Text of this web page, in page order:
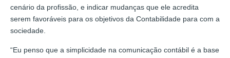
cenário da profissão, e indicar mudanças que ele acredita
serem favoráveis para os objetivos da Contabilidade para com a
sociedade.
“Eu penso que a simplicidade na comunicação contábil é a base